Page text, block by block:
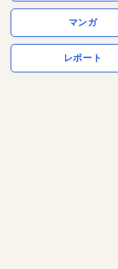
マンガ
レポート